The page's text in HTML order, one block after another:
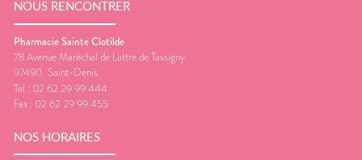
NOUS RENCONTRER
Pharmacie Sainte Clotilde
78 Avenue Maréchal de Lattre de Tassigny
97490 Saint-Denis
Tel : 02 62 29 99 444
Fax : 02 62 29 99 455
NOS HORAIRES